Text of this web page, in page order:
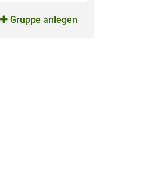
Gruppe anlegen